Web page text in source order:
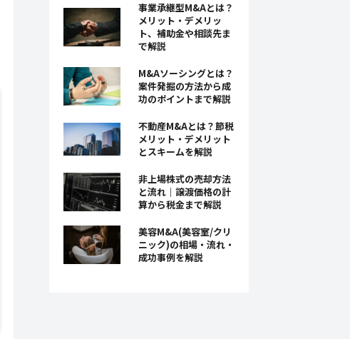
事業承継型M&Aとは？
メリット・デメリッ
ト、補助金や相談先ま
で解説
M&Aソーシングとは？
案件発掘の方法から成
功のポイントまで解説
不動産M&Aとは？節税
メリット・デメリット
とスキームを解説
非上場株式の売却方法
と流れ｜譲渡価格の計
算から税金まで解説
美容M&A(美容室/クリ
ニック)の相場・流れ・
成功事例を解説